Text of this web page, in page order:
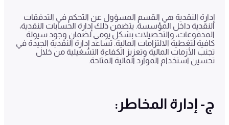
إدارة النقدية هي القسم المسؤول عن التحكم في التدفقات
النقدية داخل المؤسسة. يتضمن ذلك إدارة الحسابات النقدية،
المدفوعات، والتحصيلات بشكل يومي لضمان وجود سيولة
كافية لتغطية الالتزامات المالية. تساعد إدارة النقدية الجيدة في
تجنب الأزمات المالية وتعزيز الكفاءة التشغيلية من خلال
تحسين استخدام الموارد المالية المتاحة.
ج- إدارة المخاطر: